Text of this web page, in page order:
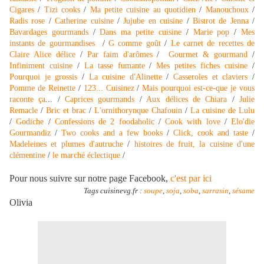
Cigares / Tizi cooks / Ma petite cuisine au quotidien / Manouchoux/
Radis rose /Catherine cuisine/Jujube en cuisine / Bistrot de Jenna/
Bavardages gourmands/Dans ma petite cuisine/ Marie pop /Mes
instants de gourmandises / G comme goût/ Le carnet de recettes de
Claire Alice délice/ Par faim d'arômes/Gourmet & gourmand /
Infiniment cuisine/ La tasse fumante/Mes petites fiches cuisine /
Pourquoi je grossis / La cuisine d'Alinette/Casseroles et claviers /
Pomme de Reinette/ 123... Cuisinez/Mais pourquoi est-ce-que je vous
raconte ça... /Caprices gourmands /Aux délices de Chiara /Julie
Remacle / Bric et brac / L'ornithorynque Chafouin / La cuisine de Lulu
/Godiche / Confessions de 2 foodaholic/ Cook with love/ Elo'die
Gourmandiz / Two cooks and a few books / Click, cook and taste /
Madeleines et plumes d'autruche/ histoires de fruit, la cuisine d'une
clémentine / le marché éclectique /
Pour nous suivre sur notre page Facebook, c'est par ici
Tags cuisinevg.fr : soupe, soja, soba, sarrasin, sésame
Olivia